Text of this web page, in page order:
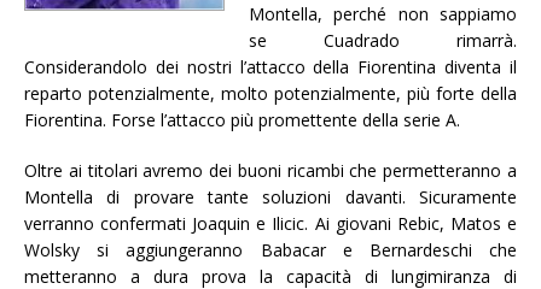
Montella, perché non sappiamo
se Cuadrado rimarrà.
Considerandolo dei nostri l’attacco della Fiorentina diventa il
reparto potenzialmente, molto potenzialmente, più forte della
Fiorentina. Forse l’attacco più promettente della serie A.
Oltre ai titolari avremo dei buoni ricambi che permetteranno a
Montella di provare tante soluzioni davanti. Sicuramente
verranno confermati Joaquin e Ilicic. Ai giovani Rebic, Matos e
Wolsky si aggiungeranno Babacar e Bernardeschi che
metteranno a dura prova la capacità di lungimiranza di